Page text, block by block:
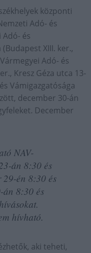
központi
Adó- és
Adó- és
XIII. ker.,
Adó- és
Kresz Géza utca 13-
Vámigazgatósága
december 30-án
December
NAV-
án 8:30 és
én 8:30 és
án 8:30 és
hívható.
aki teheti,